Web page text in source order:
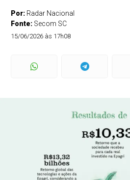
Por: Radar Nacional
Fonte: Secom SC
15/06/2026 às 17h08